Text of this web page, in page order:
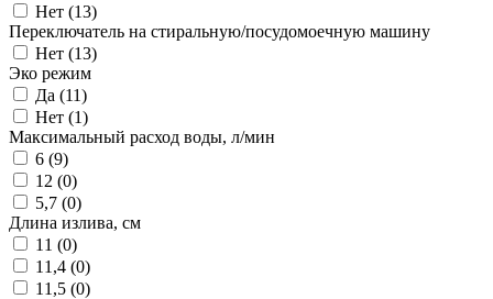
Нет (13)
Переключатель на стиральную/посудомоечную машину
Нет (13)
Эко режим
Да (11)
Нет (1)
Максимальный расход воды, л/мин
6 (9)
12 (0)
5,7 (0)
Длина излива, см
11 (0)
11,4 (0)
11,5 (0)